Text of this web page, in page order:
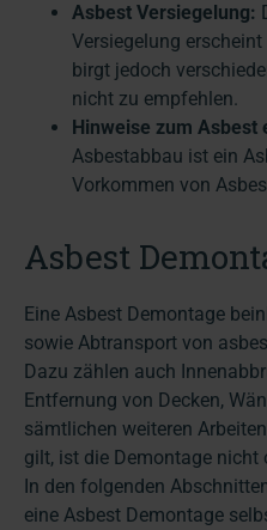
Asbest Versiegelung:
Versiegelung
birgt jedoch
nicht zu empfehlen.
Hinweise zum Asbest
Asbestabbau ist ein
Vorkommen von
Asbest
Eine Asbest Demontage
sowie Abtransport von
Dazu zählen auch
Entfernung von Decken,
sämtlichen weiteren
gilt, ist die Demontage nicht
In den folgenden
eine Asbest Demontage